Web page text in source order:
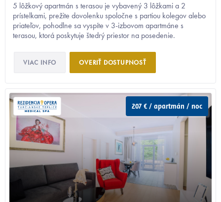
5 lôžkový apartmán s terasou je vybavený 3 lôžkami a 2
prístelkami, prežite dovolenku spoločne s partiou kolegov alebo
priateľov, pohodlne sa vyspíte v 3-izbovom apartmáne s
terasou, ktorá poskytuje štedrý priestor na posedenie.
VIAC INFO OVERIŤ DOSTUPNOSŤ
207 € / apartmán / noc